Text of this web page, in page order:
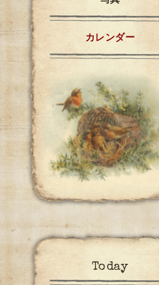
カレンダー
Today